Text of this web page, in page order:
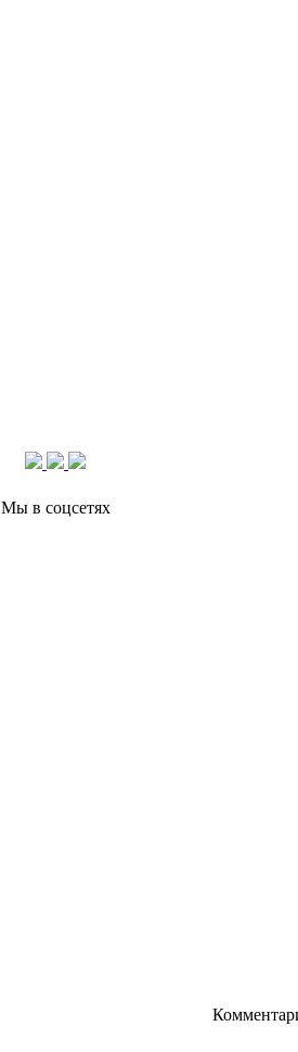
Мы в соцсетях